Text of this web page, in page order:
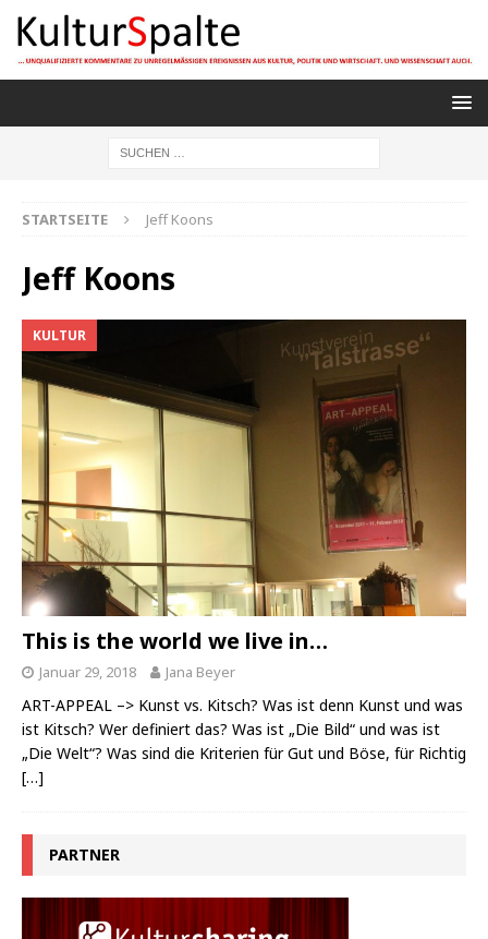
STARTSEITE Jeff Koons
Jeff Koons
KULTUR
This is the world we live in…
Januar 29, 2018 Jana Beyer
ART-APPEAL –> Kunst vs. Kitsch? Was ist denn Kunst und was
ist Kitsch? Wer definiert das? Was ist „Die Bild“ und was ist
„Die Welt“? Was sind die Kriterien für Gut und Böse, für Richtig
[…]
PARTNER